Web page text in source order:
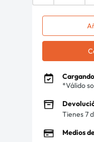
*Válido
Tienes 7
Medios